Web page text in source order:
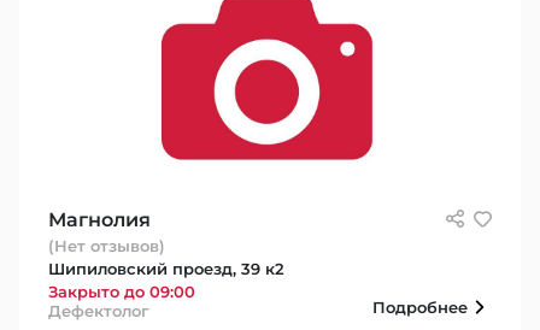
Магнолия
(Нет отзывов)
Шипиловский проезд, 39 к2
Закрыто до 09:00
Дефектолог
Подробнее